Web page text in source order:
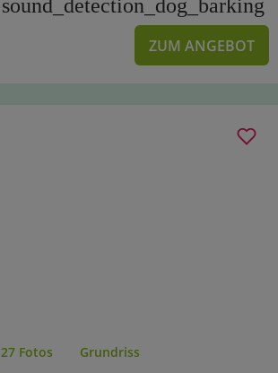
sound_detection_dog_barking
ZUM ANGEBOT
27 Fotos Grundriss